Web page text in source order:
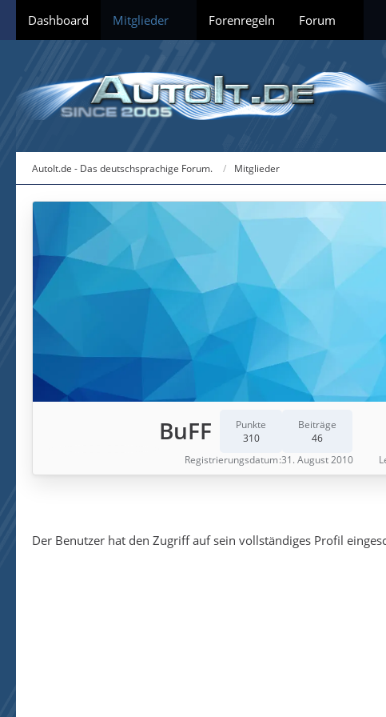
Dashboard Mitglieder Forenregeln Forum
AutoIt.de - Das deutschsprachige Forum. Mitglieder
BuFF
Punkte
310
Beiträge
46
Registrierungsdatum 31. August 2010
Der Benutzer hat den Zugriff auf sein vollständiges Profil